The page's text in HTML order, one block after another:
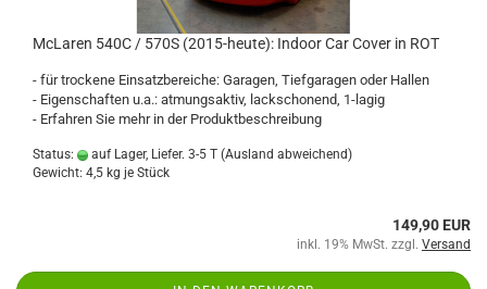
McLaren 540C / 570S (2015-heute): Indoor Car Cover in ROT
- für trockene Einsatzbereiche: Garagen, Tiefgaragen oder Hallen
- Eigenschaften u.a.: atmungsaktiv, lackschonend, 1-lagig
- Erfahren Sie mehr in der Produktbeschreibung
Status: auf Lager, Liefer. 3-5 T (Ausland abweichend)
Gewicht: 4,5 kg je Stück
149,90 EUR
inkl. 19% MwSt. zzgl. Versand